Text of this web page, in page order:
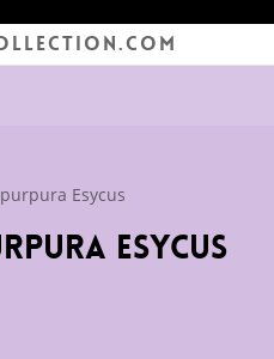
Esycus
Esycus